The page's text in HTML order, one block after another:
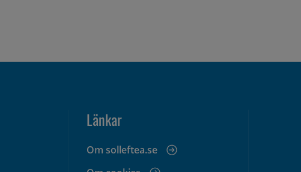
Länkar
Om solleftea.se